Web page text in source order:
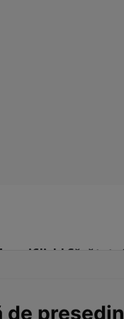
Click! Sănătate
de